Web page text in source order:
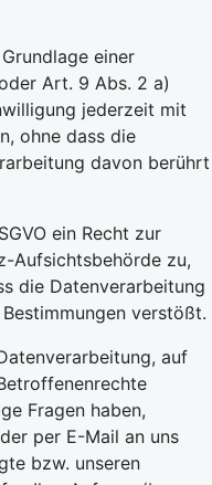
einer
Art. 9 Abs. 2 a)
jederzeit mit
ohne dass die
davon berührt
ein Recht zur
Aufsichtsbehörde zu,
die Datenverarbeitung
verstößt.
auf
Fragen haben,
per E-Mail an uns
bzw. unseren